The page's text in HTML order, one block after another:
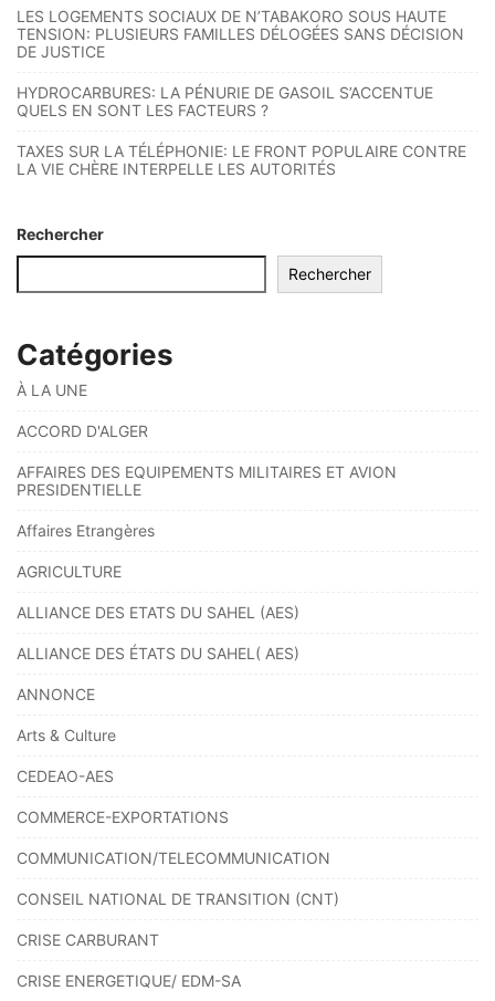
LES LOGEMENTS SOCIAUX DE N’TABAKORO SOUS HAUTE
TENSION: PLUSIEURS FAMILLES DÉLOGÉES SANS DÉCISION
DE JUSTICE
HYDROCARBURES: LA PÉNURIE DE GASOIL S’ACCENTUE
QUELS EN SONT LES FACTEURS ?
TAXES SUR LA TÉLÉPHONIE: LE FRONT POPULAIRE CONTRE
LA VIE CHÈRE INTERPELLE LES AUTORITÉS
Rechercher
Rechercher
Catégories
À LA UNE
ACCORD D'ALGER
AFFAIRES DES EQUIPEMENTS MILITAIRES ET AVION
PRESIDENTIELLE
Affaires Etrangères
AGRICULTURE
ALLIANCE DES ETATS DU SAHEL (AES)
ALLIANCE DES ÉTATS DU SAHEL( AES)
ANNONCE
Arts & Culture
CEDEAO-AES
COMMERCE-EXPORTATIONS
COMMUNICATION/TELECOMMUNICATION
CONSEIL NATIONAL DE TRANSITION (CNT)
CRISE CARBURANT
CRISE ENERGETIQUE/ EDM-SA